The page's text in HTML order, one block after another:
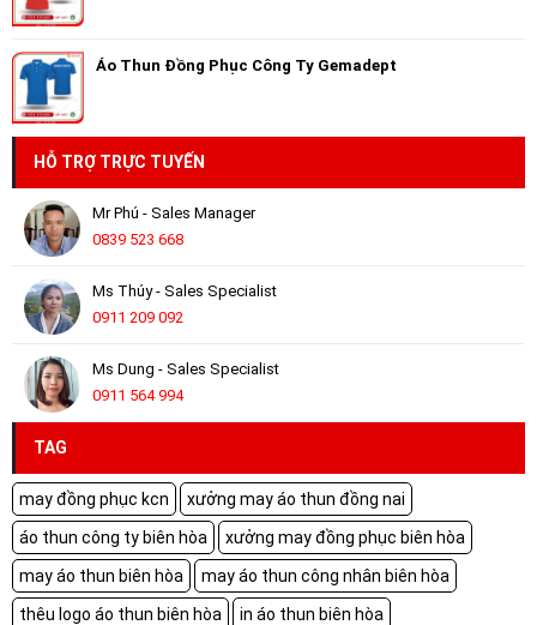
Áo Thun Đồng Phục Công Ty Gemadept
HỖ TRỢ TRỰC TUYẾN
Mr Phú - Sales Manager
0839 523 668
Ms Thúy - Sales Specialist
0911 209 092
Ms Dung - Sales Specialist
0911 564 994
TAG
may đồng phục kcn
xưởng may áo thun đồng nai
áo thun công ty biên hòa
xưởng may đồng phục biên hòa
may áo thun biên hòa
may áo thun công nhân biên hòa
thêu logo áo thun biên hòa
in áo thun biên hòa